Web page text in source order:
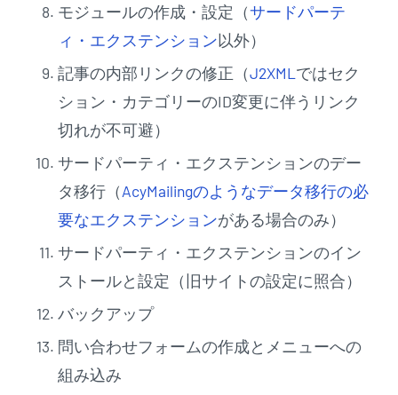
モジュールの作成・設定（サードパーテ
ィ・エクステンション以外）
記事の内部リンクの修正（J2XML ではセク
ション・カテゴリーのID変更に伴うリンク
切れが不可避）
サードパーティ・エクステンションのデー
タ移行（AcyMailingのようなデータ移行の必
要なエクステンションがある場合のみ）
サードパーティ・エクステンションのイン
ストールと設定（旧サイトの設定に照合）
バックアップ
問い合わせフォームの作成とメニューへの
組み込み